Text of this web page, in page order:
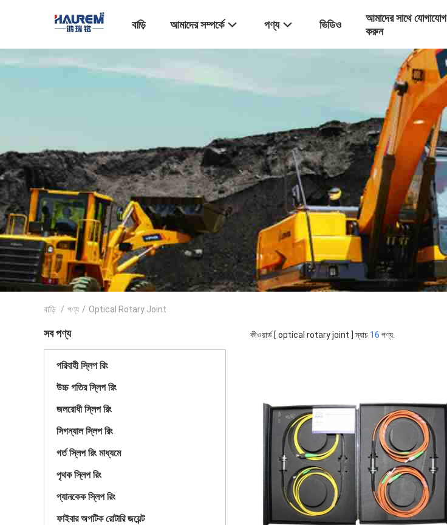
বাড়ি আমাদের সম্পর্কে পণ্য ভিডিও
আমাদের সাথে যোগাযোগ
করুন
বাড়ি / পণ্য / Optical Rotary Joint
সব পণ্য
পরিবাহী স্লিপ রিং
উচ্চ গতির স্লিপ রিং
জলরোধী স্লিপ রিং
সিগন্যাল স্লিপ রিং
গর্ত স্লিপ রিং মাধ্যমে
পৃথক স্লিপ রিং
প্যানকেক স্লিপ রিং
ফাইবার অপটিক রোটারি জয়েন্ট
কীওয়ার্ড [ optical rotary joint ] ম্যাচ 16 পণ্য.